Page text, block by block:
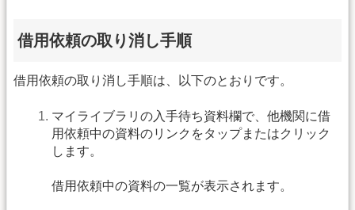
借用依頼の取り消し手順
借用依頼の取り消し手順は、以下のとおりです。
マイライブラリの入手待ち資料欄で、他機関に借
用依頼中の資料のリンクをタップまたはクリック
します。
借用依頼中の資料の一覧が表示されます。